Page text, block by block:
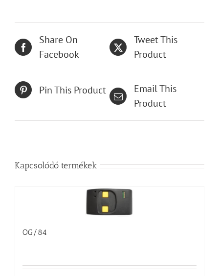
Share On
Facebook
Tweet This
Product
Pin This Product
Email This
Product
Kapcsolódó termékek
OG/84